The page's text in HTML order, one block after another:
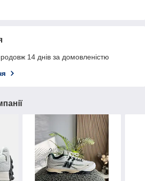
14 днів за домовленістю